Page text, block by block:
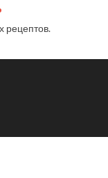
рецептов.